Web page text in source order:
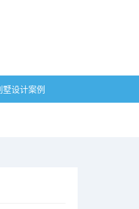
墅设计案例